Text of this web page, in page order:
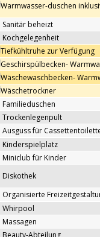
Warmwasser-duschen
Sanitär beheizt
Kochgelegenheit
Tiefkühltruhe zur Verfügung
Geschirspülbecken-
Wäschewaschbecken-
Wäschetrockner
Familieduschen
Trockenlegenpult
Ausguss für
Kinderspielplatz
Miniclub für Kinder
Diskothek
Organisierte
Whirpool
Massagen